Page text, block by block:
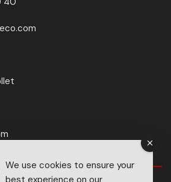
& BIKEéco
We use cookies to ensure your
best experience on our